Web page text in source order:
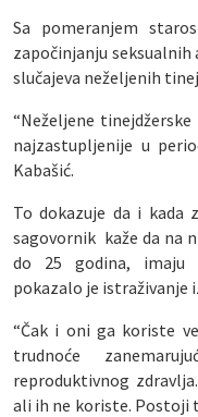
Sa pomeranjem
započinjanju
slučajeva neželjenih
“Neželjene
najzastupljenije u
Kabašić.
To dokazuje da i kada
sagovornik kaže da na
do 25 godina, imaju
pokazalo je istraživanje
“Čak i oni ga koriste
trudnoće
reproduktivnog
ali ih ne koriste. Postoji